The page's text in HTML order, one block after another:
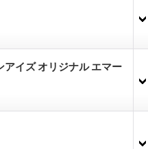
アイズ オリジナル エマー